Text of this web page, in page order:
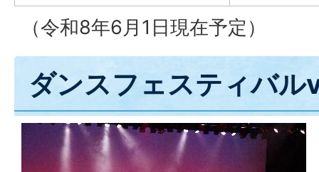
（令和8年6月1日現在予定）
ダンスフェスティバ